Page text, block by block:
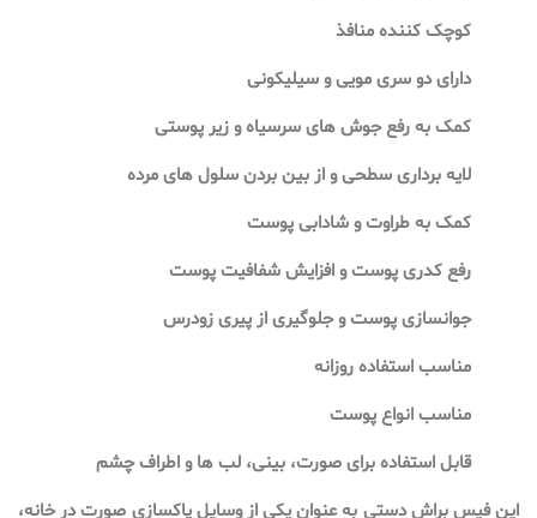
کمک به رفع جوش های سرسیاه و زیر پوستی
لایه برداری سطحی و از بین بردن سلول های مرده
کمک به طراوت و شادابی پوست
رفع کدری پوست و افزایش شفافیت پوست
جوانسازی پوست و جلوگیری از پیری زودرس
مناسب استفاده روزانه
مناسب انواع پوست
قابل استفاده برای صورت، بینی، لب ها و اطراف چشم
این فیس براش دستی به عنوان یکی از وسایل پاکسازی صورت در خانه،
این محصول، می توانید به پاکیزگی پوست، باز کردن منافذ پوست، و
جذب بهتر کرم های مراقبتی کمک کنید. فیس براش دستی هلوگرامی